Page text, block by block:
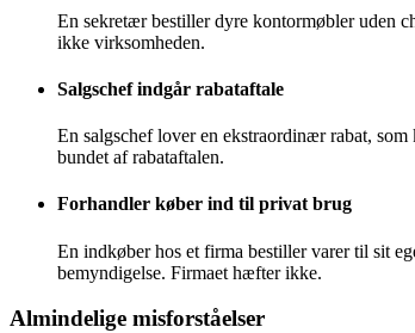
En sekretær bestiller dyre kontormøbler uden
ikke virksomheden.
Salgschef indgår rabataftale
En salgschef lover en ekstraordinær rabat,
bundet af rabataftalen.
Forhandler køber ind til privat brug
En indkøber hos et firma bestiller varer til sit
bemyndigelse. Firmaet hæfter ikke.
Almindelige misforståelser